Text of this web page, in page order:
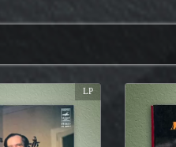
LP